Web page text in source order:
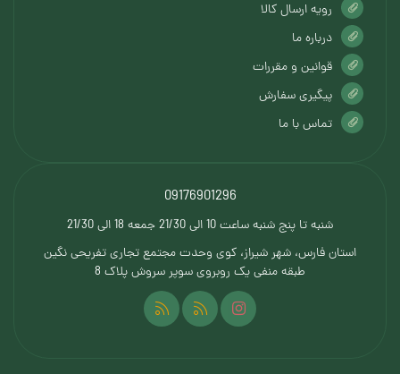
رویه ارسال کالا
درباره ما
قوانین و مقررات
پیگیری سفارش
تماس با ما
09176901296
شنبه تا پنج شنبه ساعت 10 الی 21/30 جمعه 18 الی 21/30
استان فارس، شهر شیراز، کوی وحدت مجتمع تجاری تفریحی نگین
طبقه منفی یک روبروی سوپر سروش پلاک 8